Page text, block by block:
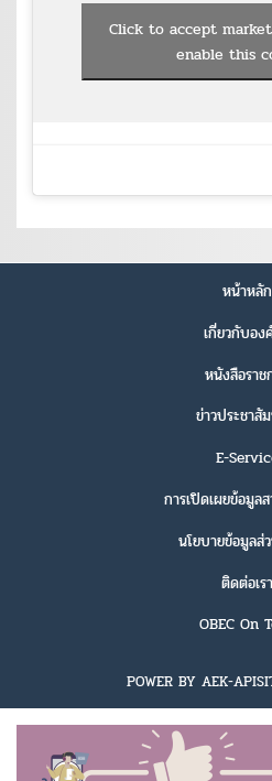
Click to accept
enable this
หน้าหลัก
เกี่ยวกับอง
หนังสือราช
ข่าวประชาสั
E-
การเปิดเผยข้อมูล
นโยบายข้อมูลส่
ติดต่อเรา
OBEC On
POWER BY AEK-